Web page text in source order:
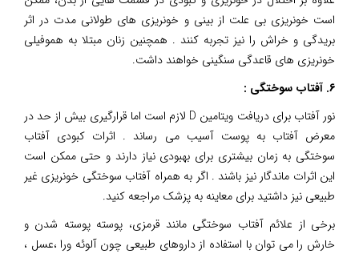
است خونریزی بی علت از بینی و خونریزی های طولانی مدت در اثر
بریدگی و خراش را نیز تجربه کنند . همچنین زنان مبتلا به هموفیلی
خونریزی های قاعدگی سنگینی خواهند داشت.
6. آفتاب سوختگی :
نور آفتاب برای دریافت ویتامین D لازم است اما قرارگیری بیش از حد در
معرض آفتاب به پوست آسیب می رساند . اثرات کبودی آفتاب
سوختگی به زمان بیشتری برای بهبودی نیاز دارند و حتی ممکن است
این اثرات ماندگار نیز باشند . اگر به همراه آفتاب سوختگی خونریزی غیر
طبیعی نیز داشتید برای معاینه به پزشک مراجعه کنید.
برخی از علائم آفتاب سوختگی مانند قرمزی، پوسته پوسته شدن و
خارش را می توان با استفاده از داروهای طبیعی چون آلوئه ورا ،عسل ،